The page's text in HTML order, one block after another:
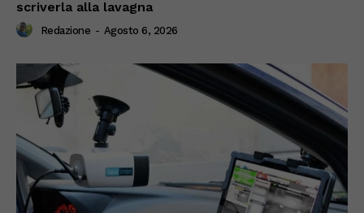
scriverla alla lavagna
Redazione - Agosto 6, 2026